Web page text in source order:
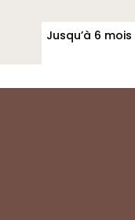
Jusqu’à 6